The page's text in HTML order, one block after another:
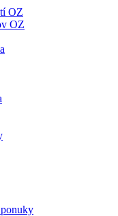
OZ
OZ